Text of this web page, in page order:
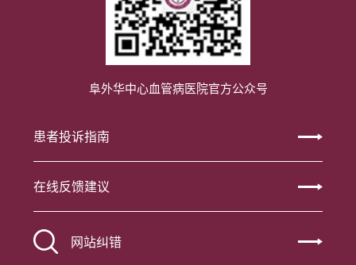
阜外华中心血管病医院官方公众号
患者投诉指南
在线反馈建议
网站纠错